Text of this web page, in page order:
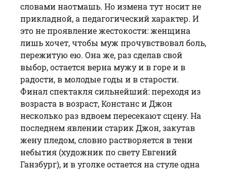
словами наотмашь. Но измена тут носит не
прикладной, а педагогический характер. И
это не проявление жестокости: женщина
лишь хочет, чтобы муж прочувствовал боль,
пережитую ею. Она же, раз сделав свой
выбор, остается верна мужу и в горе и в
радости, в молодые годы и в старости.
Финал спектакля сильнейший: переходя из
возраста в возраст, Констанс и Джон
несколько раз вдвоем пересекают сцену. На
последнем явлении старик Джон, закутав
жену пледом, словно растворяется в тени
небытия (художник по свету Евгений
Ганзбург), и в уголке остается на стуле одна